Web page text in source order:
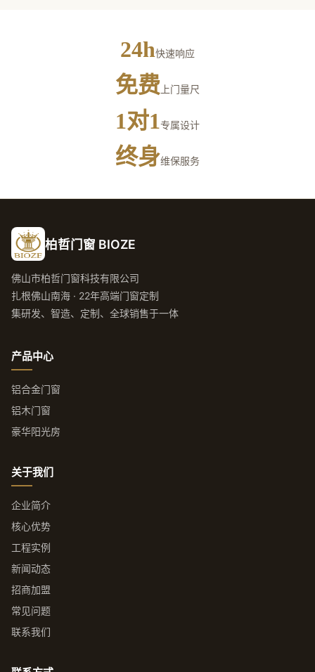
24h快速响应
免费 上门量尺
1对1专属设计
终身维保服务
柏哲门窗 BIOZE
佛山市柏哲门窗科技有限公司
扎根佛山南海 · 22年高端门窗定制
集研发、智造、定制、全球销售于一体
产品中心
铝合金门窗
铝木门窗
豪华阳光房
关于我们
企业简介
核心优势
工程实例
新闻动态
招商加盟
常见问题
联系我们